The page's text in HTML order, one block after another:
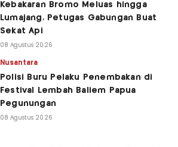
Kebakaran Bromo Meluas hingga
Lumajang, Petugas Gabungan Buat
Sekat Api
08 Agustus 2026
Nusantara
Polisi Buru Pelaku Penembakan di
Festival Lembah Baliem Papua
Pegunungan
08 Agustus 2026